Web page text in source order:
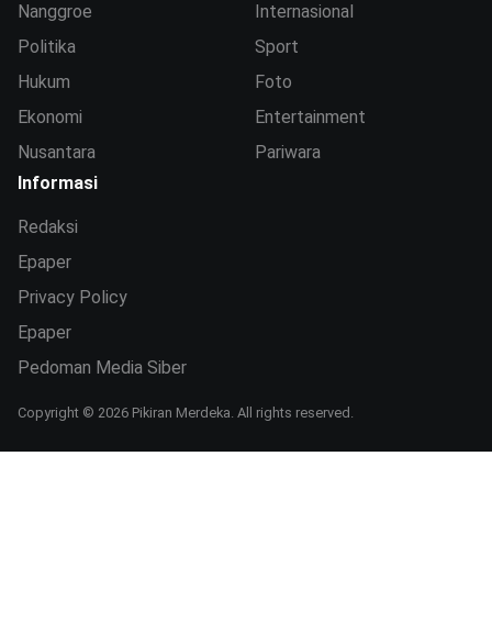
Nanggroe
Politika
Hukum
Ekonomi
Nusantara
Internasional
Sport
Foto
Entertainment
Pariwara
Informasi
Redaksi
Epaper
Privacy Policy
Epaper
Pedoman Media Siber
Copyright © 2026 Pikiran Merdeka. All rights reserved.